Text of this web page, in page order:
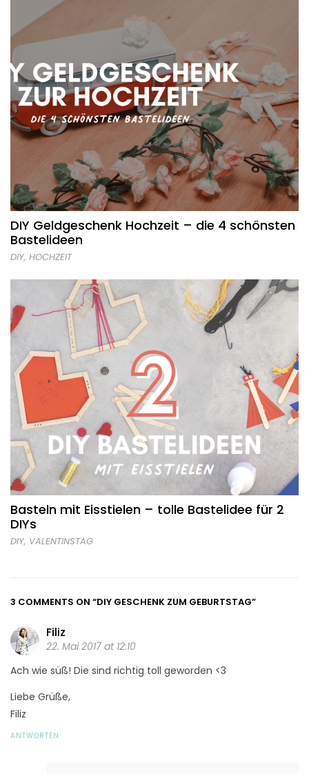
DIY Geldgeschenk Hochzeit – die 4 schönsten
Bastelideen
DIY, HOCHZEIT
Basteln mit Eisstielen – tolle Bastelidee für 2
DIYs
DIY, VALENTINSTAG
3 COMMENTS ON “DIY GESCHENK ZUM GEBURTSTAG”
Filiz
22. Mai 2017 at 12:10
Ach wie süß! Die sind richtig toll geworden <3
Liebe Grüße,
Filiz
ANTWORTEN